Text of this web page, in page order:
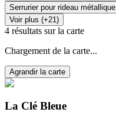
Serrurier pour rideau métallique
Voir plus (+21)
4 résultats sur la carte
Chargement de la carte...
Agrandir la carte
La Clé Bleue